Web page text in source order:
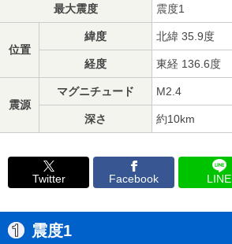
最大震度 震度1
位置
緯度 北緯 35.9度
経度 東経 136.6度
震源
マグニチュード M2.4
深さ 約10km
Twitter Facebook LINE
震度1